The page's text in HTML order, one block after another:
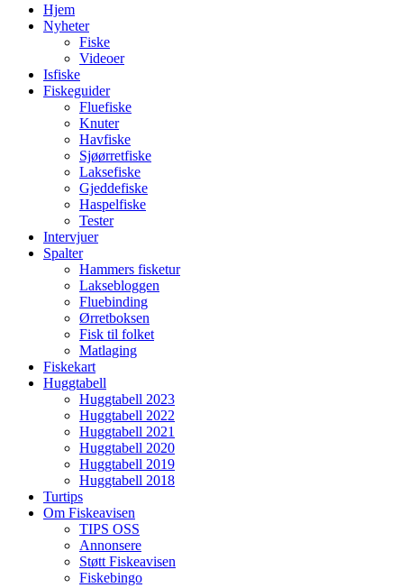
Hjem
Nyheter
Fiske
Videoer
Isfiske
Fiskeguider
Fluefiske
Knuter
Havfiske
Sjøørretfiske
Laksefiske
Gjeddefiske
Haspelfiske
Tester
Intervjuer
Spalter
Hammers fisketur
Laksebloggen
Fluebinding
Ørretboksen
Fisk til folket
Matlaging
Fiskekart
Huggtabell
Huggtabell 2023
Huggtabell 2022
Huggtabell 2021
Huggtabell 2020
Huggtabell 2019
Huggtabell 2018
Turtips
Om Fiskeavisen
TIPS OSS
Annonsere
Støtt Fiskeavisen
Fiskebingo